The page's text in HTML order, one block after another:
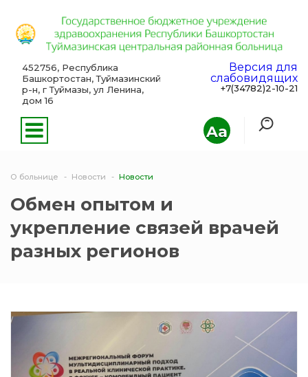
Aa
452756, Республика
Башкортостан, Туймазинский
р-н, г Туймазы, ул Ленина,
дом 16
Версия для
слабовидящих
+7(34782)2-10-21
О больнице Новости Новости
Обмен опытом и
укрепление связей врачей
разных регионов